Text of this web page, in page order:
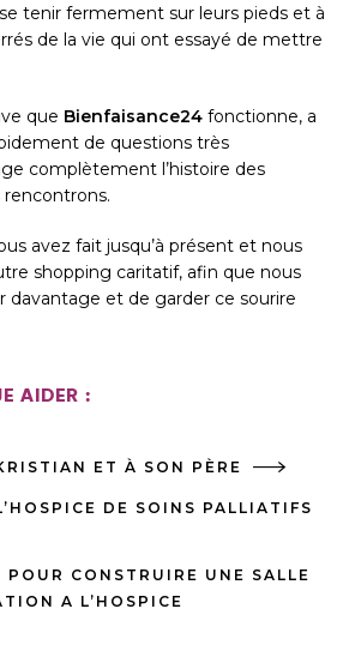
tenir fermement sur leurs pieds et à
de la vie qui ont essayé de mettre
que Bienfaisance24 fonctionne, a
de questions très
complètement l’histoire des
avez fait jusqu’à présent et nous
shopping caritatif, afin que nous
davantage et de garder ce sourire
AIDER :
ET À SON PÈRE
DE SOINS PALLIATIFS
POUR CONSTRUIRE UNE SALLE
A L’HOSPICE